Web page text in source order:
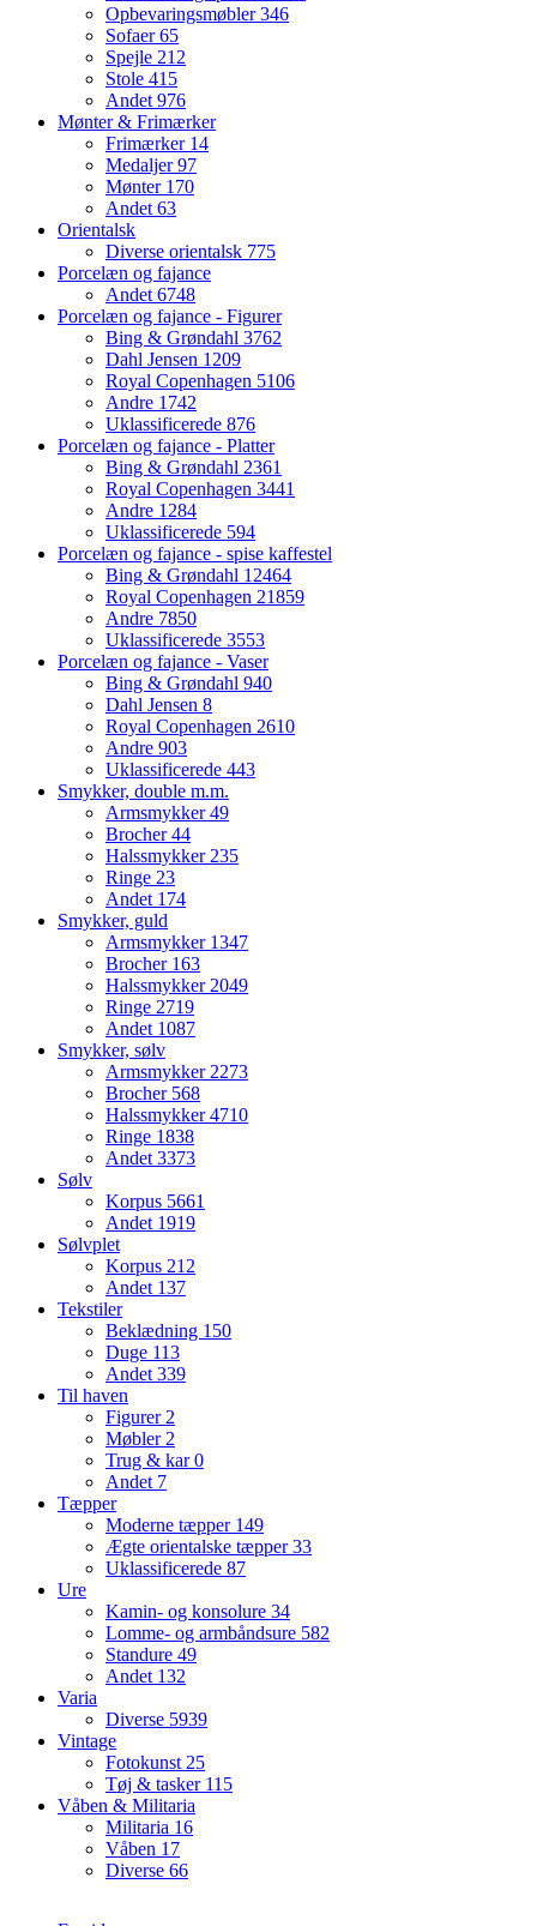
Opbevaringsmøbler346
Sofaer65
Spejle 212
Stole 415
Andet976
Mønter & Frimærker
Frimærker 14
Medaljer97
Mønter 170
Andet63
Orientalsk
Diverse orientalsk 775
Porcelæn og fajance
Andet6748
Porcelæn og fajance - Figurer
Bing & Grøndahl 3762
Dahl Jensen 1209
Royal Copenhagen 5106
Andre 1742
Uklassificerede 876
Porcelæn og fajance - Platter
Bing & Grøndahl 2361
Royal Copenhagen 3441
Andre 1284
Uklassificerede 594
Porcelæn og fajance - spise kaffestel
Bing & Grøndahl 12464
Royal Copenhagen 21859
Andre 7850
Uklassificerede 3553
Porcelæn og fajance - Vaser
Bing & Grøndahl 940
Dahl Jensen 8
Royal Copenhagen 2610
Andre 903
Uklassificerede 443
Smykker, double m.m.
Armsmykker49
Brocher44
Halssmykker235
Ringe 23
Andet 174
Smykker, guld
Armsmykker 1347
Brocher 163
Halssmykker2049
Ringe 2719
Andet 1087
Smykker, sølv
Armsmykker2273
Brocher 568
Halssmykker4710
Ringe 1838
Andet3373
Sølv
Korpus 5661
Andet 1919
Sølvplet
Korpus 212
Andet 137
Tekstiler
Beklædning 150
Duge 113
Andet339
Til haven
Figurer2
Møbler2
Trug & kar0
Andet 7
Tæpper
Moderne tæpper 149
Ægte orientalske tæpper33
Uklassificerede 87
Ure
Kamin- og konsolure 34
Lomme- og armbåndsure 582
Standure 49
Andet 132
Varia
Diverse 5939
Vintage
Fotokunst25
Tøj & tasker 115
Våben & Militaria
Militaria 16
Våben 17
Diverse 66